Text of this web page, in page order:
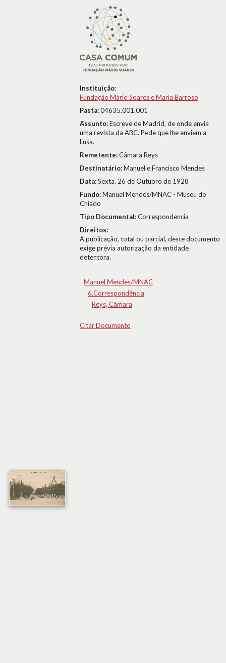
Instituição:
Fundação Mário Soares e Maria Barroso
Pasta:04635.001.001
Assunto:Escreve de Madrid, de onde envia
uma revista da ABC. Pede que lhe enviem a
Lusa.
Remetente:Câmara Reys
Destinatário:Manuel e Francisco Mendes
Data:Sexta, 26 de Outubro de 1928
Fundo:Manuel Mendes/MNAC - Museu do
Chiado
Tipo Documental:Correspondencia
Direitos:
A publicação, total ou parcial, deste documento
exige prévia autorização da entidade
detentora.
Manuel Mendes/MNAC
6.Correspondência
Reys, Câmara
Citar Documento